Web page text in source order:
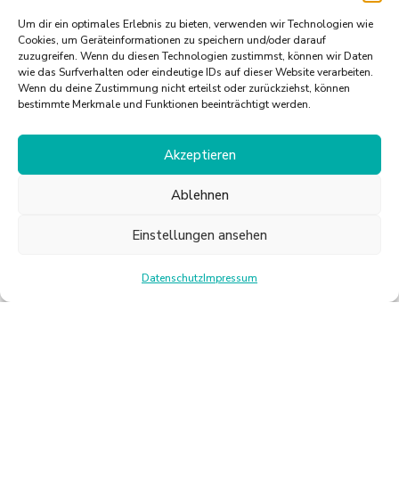
Um dir ein optimales Erlebnis zu bieten, verwenden wir Technologien wie
Cookies, um Geräteinformationen zu speichern und/oder darauf
zuzugreifen. Wenn du diesen Technologien zustimmst, können wir Daten
wie das Surfverhalten oder eindeutige IDs auf dieser Website verarbeiten.
Wenn du deine Zustimmung nicht erteilst oder zurückziehst, können
bestimmte Merkmale und Funktionen beeinträchtigt werden.
Akzeptieren
Ablehnen
Einstellungen ansehen
DatenschutzImpressum